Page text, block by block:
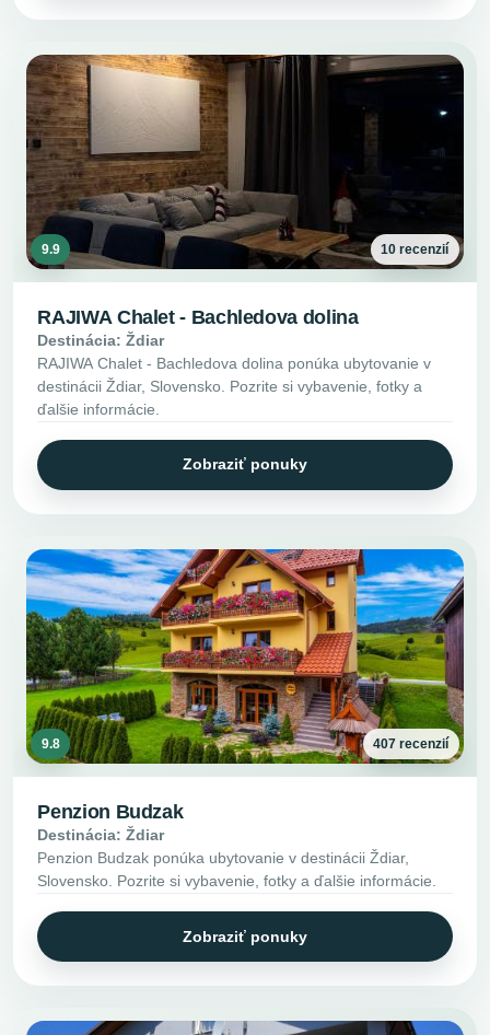
9.9 10 recenzií
RAJIWA Chalet - Bachledova dolina
Destinácia: Ždiar
RAJIWA Chalet - Bachledova dolina ponúka ubytovanie v
destinácii Ždiar, Slovensko. Pozrite si vybavenie, fotky a
ďalšie informácie.
Zobraziť ponuky
9.8 407 recenzií
Penzion Budzak
Destinácia: Ždiar
Penzion Budzak ponúka ubytovanie v destinácii Ždiar,
Slovensko. Pozrite si vybavenie, fotky a ďalšie informácie.
Zobraziť ponuky